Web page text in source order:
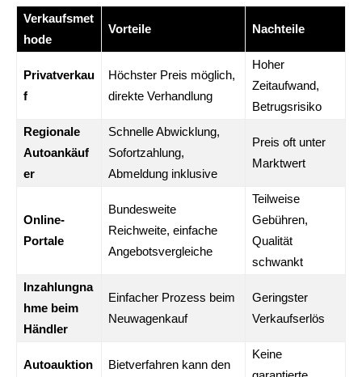
Verkaufsmet
hode
Vorteile Nachteile
Privatverkau
f
Höchster Preis möglich,
direkte Verhandlung
Hoher
Zeitaufwand,
Betrugsrisiko
Regionale
Autoankäuf
er
Schnelle Abwicklung,
Sofortzahlung,
Abmeldung inklusive
Preis oft unter
Marktwert
Online-
Portale
Bundesweite
Reichweite, einfache
Angebotsvergleiche
Teilweise
Gebühren,
Qualität
schwankt
Inzahlungna
hme beim
Händler
Einfacher Prozess beim
Neuwagenkauf
Geringster
Verkaufserlös
Autoauktion Bietverfahren kann den
Keine